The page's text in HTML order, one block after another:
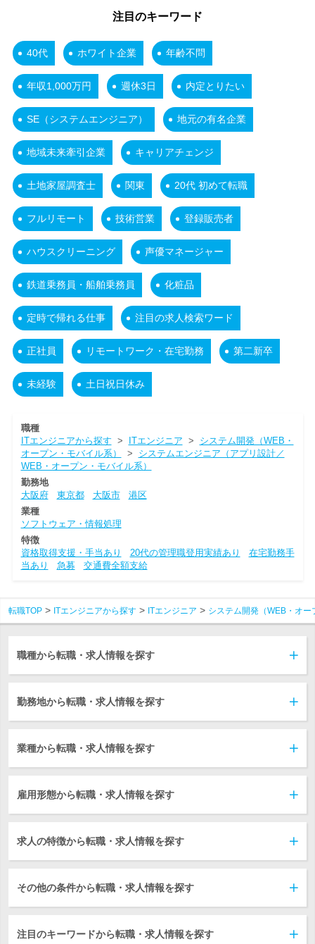
注目のキーワード
40代 ホワイト企業 年齢不問
年収1,000万円 週休3日 内定とりたい
SE（システムエンジニア） 地元の有名企業
地域未来牽引企業 キャリアチェンジ
土地家屋調査士 関東 20代 初めて転職
フルリモート 技術営業 登録販売者
ハウスクリーニング 声優マネージャー
鉄道乗務員・船舶乗務員 化粧品
定時で帰れる仕事 注目の求人検索ワード
正社員 リモートワーク・在宅勤務 第二新卒
未経験 土日祝日休み
職種
ITエンジニアから探す > ITエンジニア > システム開発（WEB・
オープン・モバイル系）
> システムエンジニア（アプリ設計／
WEB・オープン・モバイル系）
勤務地
大阪府
東京都 大阪市
港区
業種
ソフトウェア・情報処理
特徴
資格取得支援・手当あり
20代の管理職登用実績あり
在宅勤務手
当あり
急募 交通費全額支給
転職TOP ITエンジニアから探す ITエンジニア システム開発（WEB・オ
職種から転職・求人情報を探す
勤務地から転職・求人情報を探す
業種から転職・求人情報を探す
雇用形態から転職・求人情報を探す
求人の特徴から転職・求人情報を探す
その他の条件から転職・求人情報を探す
注目のキーワードから転職・求人情報を探す